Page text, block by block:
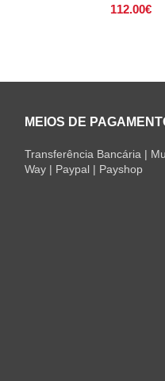
112.00€
MEIOS DE
Transferência Bancária |
Way | Paypal | Payshop